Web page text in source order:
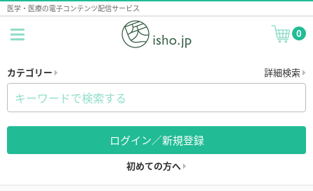
医学・医療の電子コンテンツ配信サービス
0
カテゴリー 詳細検索
ログイン／新規登録
初めての方へ